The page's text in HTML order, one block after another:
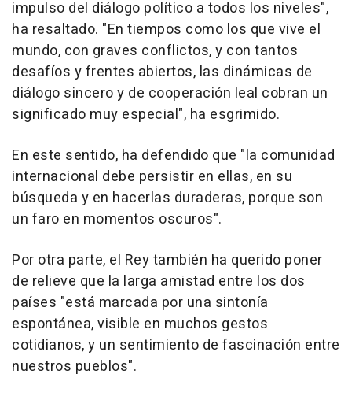
impulso del diálogo político a todos los niveles",
ha resaltado. "En tiempos como los que vive el
mundo, con graves conflictos, y con tantos
desafíos y frentes abiertos, las dinámicas de
diálogo sincero y de cooperación leal cobran un
significado muy especial", ha esgrimido.
En este sentido, ha defendido que "la comunidad
internacional debe persistir en ellas, en su
búsqueda y en hacerlas duraderas, porque son
un faro en momentos oscuros".
Por otra parte, el Rey también ha querido poner
de relieve que la larga amistad entre los dos
países "está marcada por una sintonía
espontánea, visible en muchos gestos
cotidianos, y un sentimiento de fascinación entre
nuestros pueblos".